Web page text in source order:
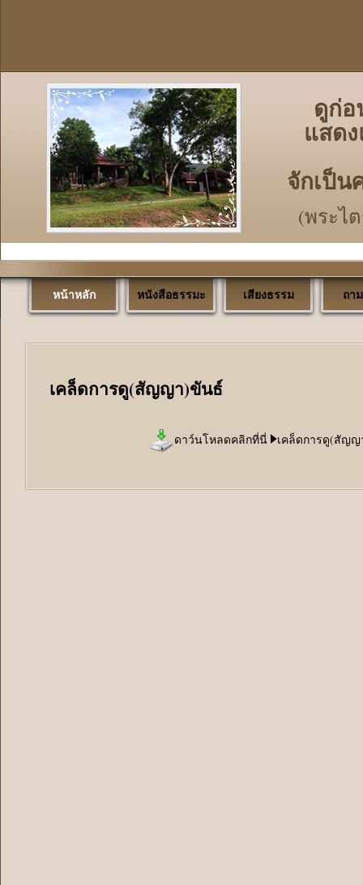
ดูก่อ
แสด
จักเป็น
(พระไ
หน้าหลัก หนังสือธรรมะ เสียงธรรม ถา
เคล็ดการดู(สัญญา)ขันธ์
ดาว์นโหลดคลิกที่นี่ เคล็ดการดู(สัญ